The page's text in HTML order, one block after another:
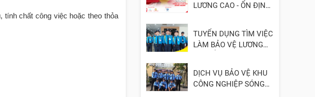
tính chất công việc hoặc theo thỏa
LƯƠNG CAO - ỔN ĐỊNH
TUYỂN DỤNG TÌM VIỆC
LÀM BẢO VỆ LƯƠNG
DỊCH VỤ BẢO VỆ KHU
CÔNG NGHIỆP SÓNG